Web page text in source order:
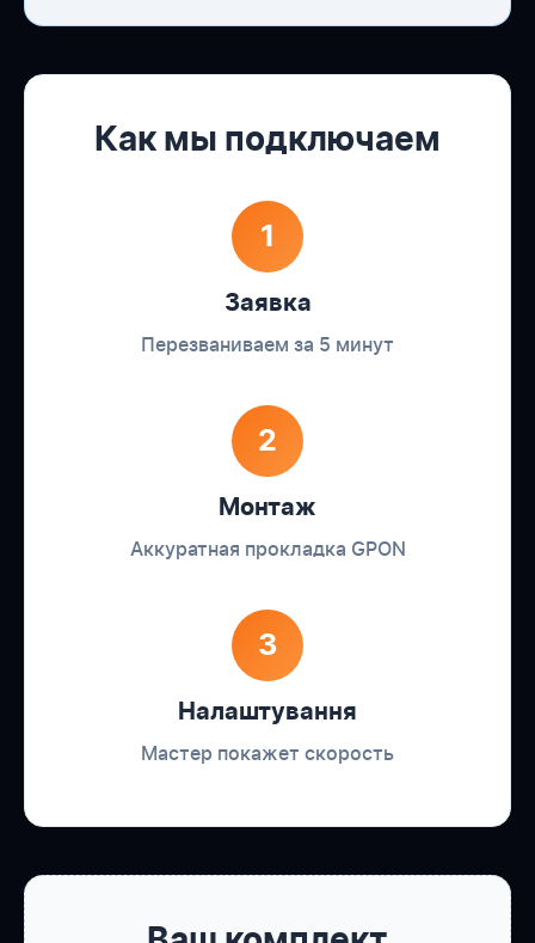
Как мы подключаем
1
Заявка
Перезваниваем за 5 минут
2
Монтаж
Аккуратная прокладка GPON
3
Налаштування
Мастер покажет скорость